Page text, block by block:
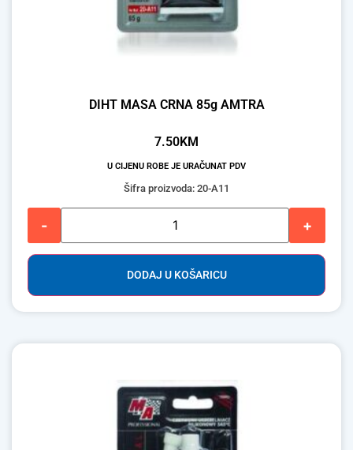
DIHT MASA CRNA 85g AMTRA
7.50KM
U CIJENU ROBE JE URAČUNAT PDV
Šifra proizvoda: 20-A11
- +
DODAJ U KOŠARICU